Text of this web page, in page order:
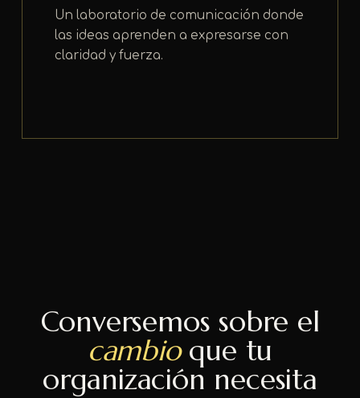
Un laboratorio de comunicación donde
las ideas aprenden a expresarse con
claridad y fuerza.
Conversemos sobre el
cambioque tu
organización necesita